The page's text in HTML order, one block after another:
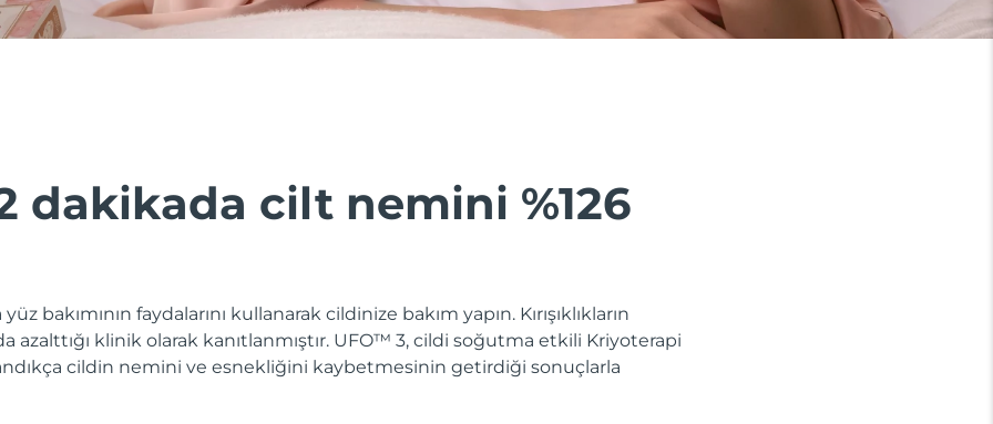
dakikada cilt nemini %126
bakımının faydalarını kullanarak cildinize bakım yapın. Kırışıklıkların
azalttığı klinik olarak kanıtlanmıştır. UFO™ 3, cildi soğutma etkili Kriyoterapi
cildin nemini ve esnekliğini kaybetmesinin getirdiği sonuçlarla